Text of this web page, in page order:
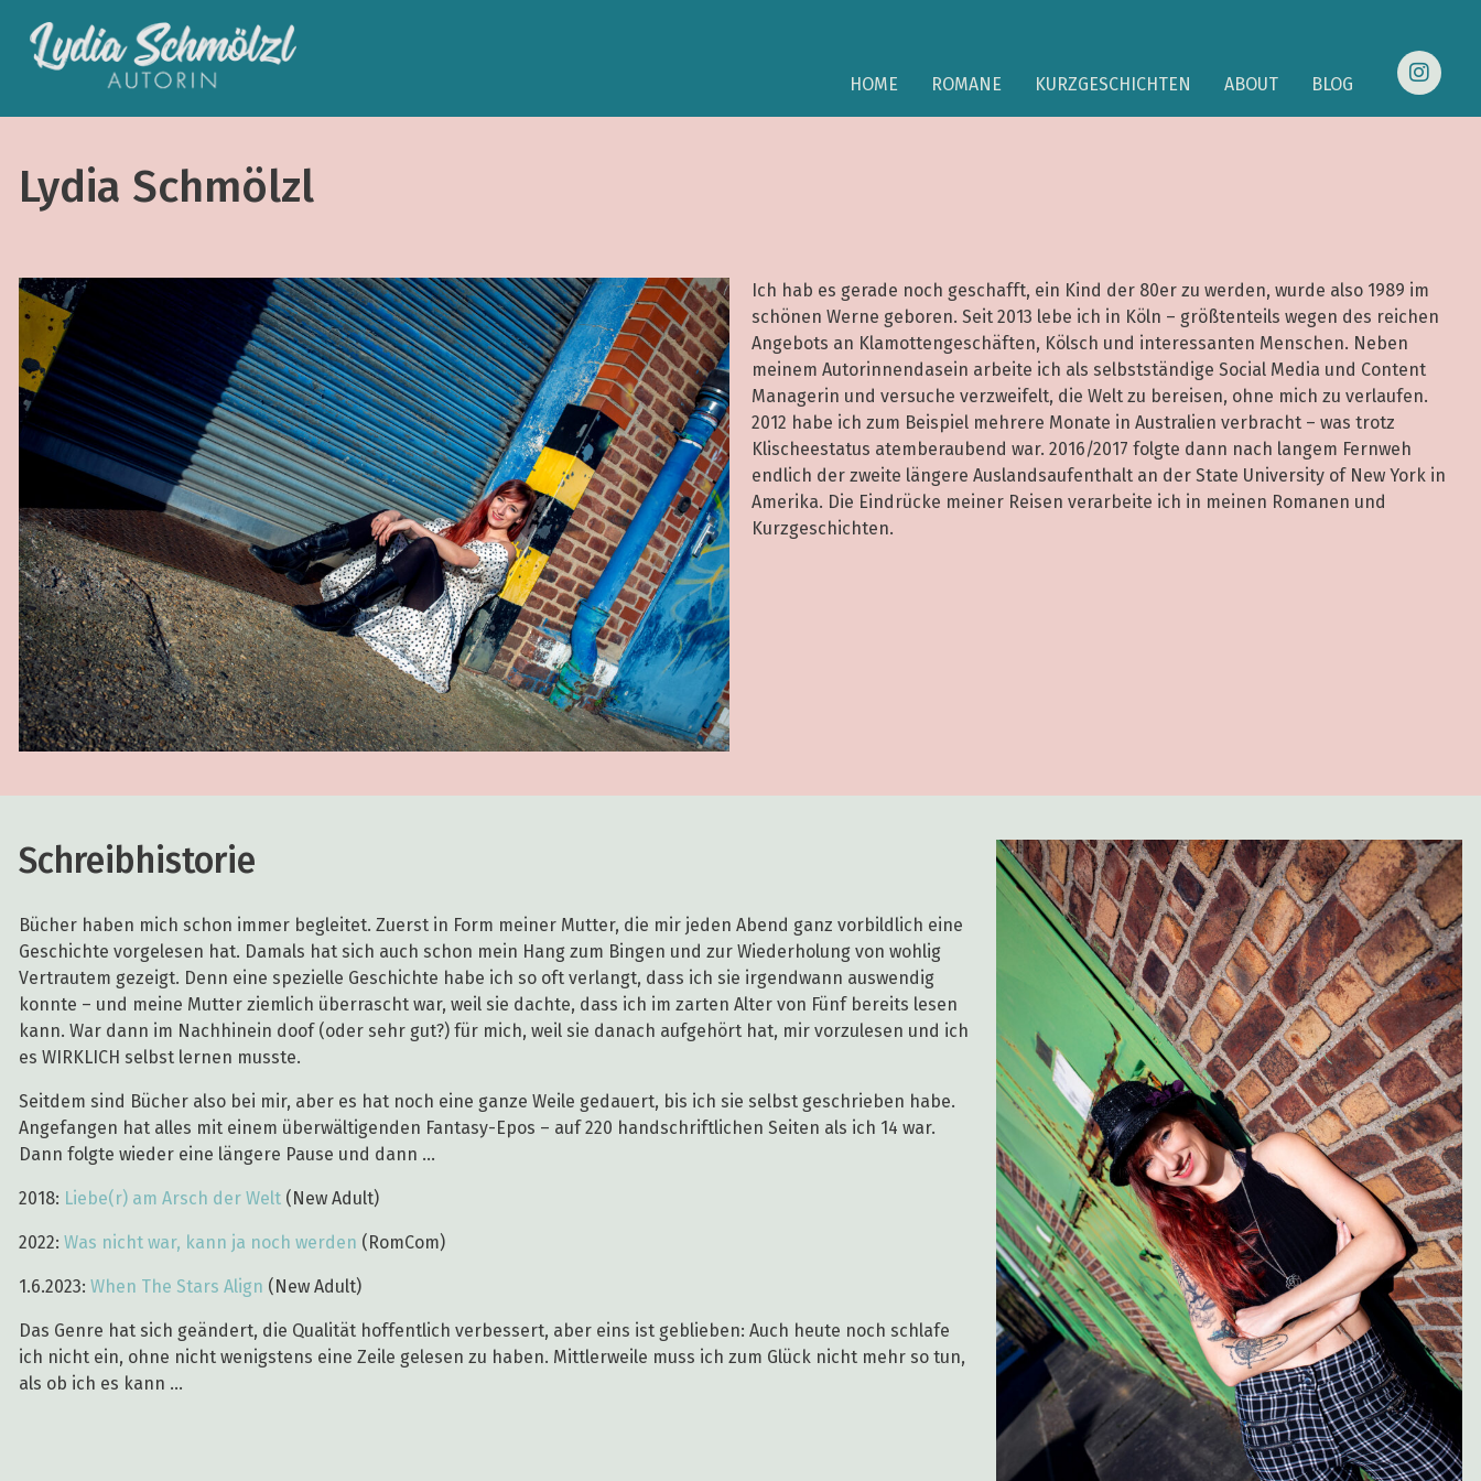
HOME ROMANE KURZGESCHICHTEN ABOUT BLOG
Lydia Schmölzl
Ich hab es gerade noch geschafft, ein Kind der 80er zu werden, wurde also 1989 im
schönen Werne geboren. Seit 2013 lebe ich in Köln – größtenteils wegen des reichen
Angebots an Klamottengeschäften, Kölsch und interessanten Menschen. Neben
meinem Autorinnendasein arbeite ich als selbstständige Social Media und Content
Managerin und versuche verzweifelt, die Welt zu bereisen, ohne mich zu verlaufen.
2012 habe ich zum Beispiel mehrere Monate in Australien verbracht – was trotz
Klischeestatus atemberaubend war. 2016/2017 folgte dann nach langem Fernweh
endlich der zweite längere Auslandsaufenthalt an der State University of New York in
Amerika. Die Eindrücke meiner Reisen verarbeite ich in meinen Romanen und
Kurzgeschichten.
Schreibhistorie
Bücher haben mich schon immer begleitet. Zuerst in Form meiner Mutter, die mir jeden Abend ganz vorbildlich eine
Geschichte vorgelesen hat. Damals hat sich auch schon mein Hang zum Bingen und zur Wiederholung von wohlig
Vertrautem gezeigt. Denn eine spezielle Geschichte habe ich so oft verlangt, dass ich sie irgendwann auswendig
konnte – und meine Mutter ziemlich überrascht war, weil sie dachte, dass ich im zarten Alter von Fünf bereits lesen
kann. War dann im Nachhinein doof (oder sehr gut?) für mich, weil sie danach aufgehört hat, mir vorzulesen und ich
es WIRKLICH selbst lernen musste.
Seitdem sind Bücher also bei mir, aber es hat noch eine ganze Weile gedauert, bis ich sie selbst geschrieben habe.
Angefangen hat alles mit einem überwältigenden Fantasy-Epos – auf 220 handschriftlichen Seiten als ich 14 war.
Dann folgte wieder eine längere Pause und dann …
2018: Liebe(r) am Arsch der Welt (New Adult)
2022: Was nicht war, kann ja noch werden (RomCom)
1.6.2023: When The Stars Align (New Adult)
Das Genre hat sich geändert, die Qualität hoffentlich verbessert, aber eins ist geblieben: Auch heute noch schlafe
ich nicht ein, ohne nicht wenigstens eine Zeile gelesen zu haben. Mittlerweile muss ich zum Glück nicht mehr so tun,
als ob ich es kann …